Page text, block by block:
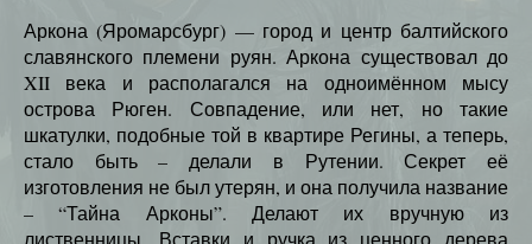
Аркона (Яромарсбург) — город и центр балтийского
славянского племени руян. Аркона существовал до
XII века и располагался на одноимённом мысу
острова Рюген. Совпадение, или нет, но такие
шкатулки, подобные той в квартире Регины, а теперь,
стало быть – делали в Рутении. Секрет её
изготовления не был утерян, и она получила название
– “Тайна Арконы”. Делают их вручную из
лиственницы. Вставки и ручка из ценного дерева